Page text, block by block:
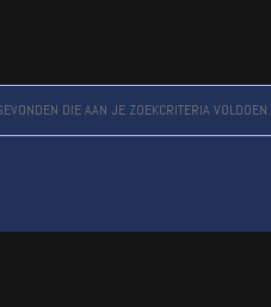
DIE AAN JE ZOEKCRITERIA VOLDOEN.